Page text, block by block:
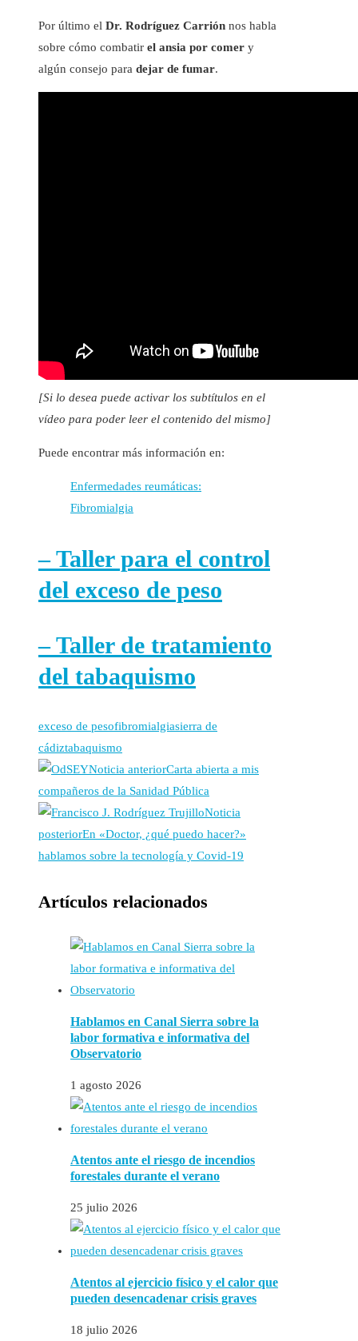
Por último el Dr. Rodríguez Carrión nos habla
sobre cómo combatir el ansia por comer y
algún consejo para dejar de fumar.
[Si lo desea puede activar los subtítulos en el
vídeo para poder leer el contenido del mismo]
Puede encontrar más información en:
Enfermedades reumáticas:
Fibromialgia
– Taller para el control
del exceso de peso
– Taller de tratamiento
del tabaquismo
exceso de pesofibromialgiasierra de
cádiztabaquismo
Noticia anteriorCarta abierta a mis
compañeros de la Sanidad Pública
Noticia
posteriorEn «Doctor, ¿qué puedo hacer?»
hablamos sobre la tecnología y Covid-19
Artículos relacionados
Hablamos en Canal Sierra sobre la
labor formativa e informativa del
Observatorio
1 agosto 2026
Atentos ante el riesgo de incendios
forestales durante el verano
25 julio 2026
Atentos al ejercicio físico y el calor que
pueden desencadenar crisis graves
18 julio 2026